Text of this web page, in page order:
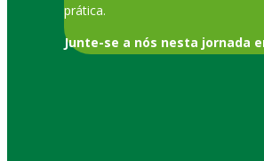
prática.
Junte-se a nós nesta jornada